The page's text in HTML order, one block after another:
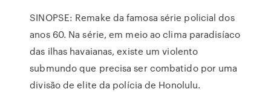
SINOPSE: Remake da famosa série policial dos
anos 60. Na série, em meio ao clima paradisíaco
das ilhas havaianas, existe um violento
submundo que precisa ser combatido por uma
divisão de elite da polícia de Honolulu.